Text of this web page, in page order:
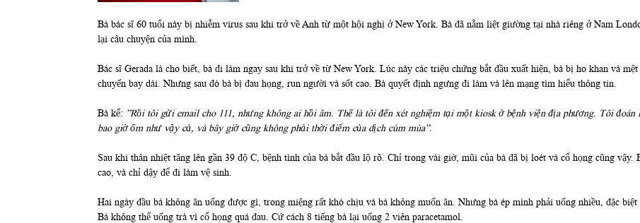
Bà bác sĩ 60 tuổi này bị nhiễm virus sau khi trở về Anh từ một hội nghị ở New York. Bà đã nằm liệt giường tại nhà riêng ở Nam
lại câu chuyện của mình.
Bác sĩ Gerada là cho biết, bà đi làm ngay sau khi trở về từ New York. Lúc này các triệu chứng bắt đầu xuất hiện, bà bị ho khan và
chuyến bay dài. Nhưng sau đó bà bị đau họng, run người và sốt cao. Bà quyết định ngưng đi làm và lên mạng tìm hiểu thông tin.
Bà kể: ”Rồi tôi gửi email cho 111, nhưng không ai hồi âm. Thế là tôi đến xét nghiệm tại một kiosk ở bệnh viện địa phương. Tôi
bao giờ ốm như vậy cả, và bây giờ cũng không phải thời điểm của dịch cúm mùa”.
Sau khi thân nhiệt tăng lên gần 39 độ C, bệnh tình của bà bắt đầu lộ rõ. Chỉ trong vài giờ, mũi của bà đã bị loét và cổ họng cũng vậy.
cao, và chỉ dậy để đi làm vệ sinh.
Hai ngày đầu bà không ăn uống được gì, trong miệng rất khó chịu và bà không muốn ăn. Nhưng bà ép mình phải uống nhiều, đặc
Bà không thể uống trà vì cổ họng quá đau. Cứ cách 8 tiếng bà lại uống 2 viên paracetamol.